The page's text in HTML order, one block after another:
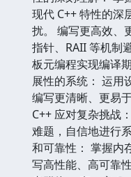
现代 C++ 特性的深
扰。 编写更高效、
指针、RAII 等机制
板元编程实现编译
展性的系统： 运用
编写更清晰、更易
C++ 应对复杂挑战
难题，自信地进行
和可靠性： 掌握内
写高性能、高可靠